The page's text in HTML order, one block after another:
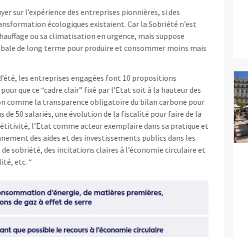
sur l’expérience des entreprises pionnières, si des
écologiques existaient. Car la Sobriété n’est
ou sa climatisation en urgence, mais suppose
de long terme pour produire et consommer moins mais
les entreprises engagées font 10 propositions
que ce “cadre clair” fixé par l’Etat soit à la hauteur des
comme la transparence obligatoire du bilan carbone pour
de 50 salariés, une évolution de la fiscalité pour faire de la
l’Etat comme acteur exemplaire dans sa pratique et
des aides et des investissements publics dans les
sobriété, des incitations claires à l’économie circulaire et
etc. “